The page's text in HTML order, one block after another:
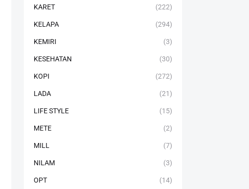
KARET (222)
KELAPA (294)
KEMIRI (3)
KESEHATAN (30)
KOPI (272)
LADA (21)
LIFE STYLE (15)
METE (2)
MILL (7)
NILAM (3)
OPT (14)